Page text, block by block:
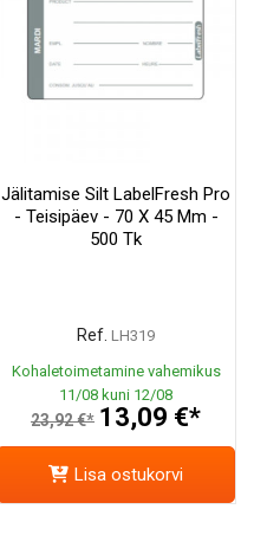
Jälitamise Silt LabelFresh Pro
- Teisipäev - 70 X 45 Mm -
500 Tk
Ref. LH319
Kohaletoimetamine vahemikus
11/08 kuni 12/08
23,92 €* 13,09 €*
Lisa ostukorvi